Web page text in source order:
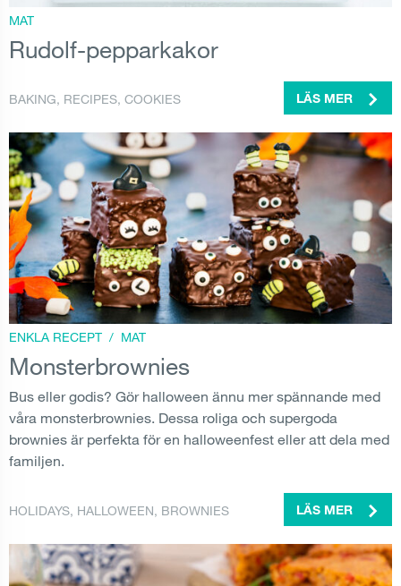
MAT
Rudolf-pepparkakor
BAKING, RECIPES, COOKIES LÄS MER
ENKLA RECEPT / MAT
Monsterbrownies
Bus eller godis? Gör halloween ännu mer spännande med
våra monsterbrownies. Dessa roliga och supergoda
brownies är perfekta för en halloweenfest eller att dela med
familjen.
HOLIDAYS, HALLOWEEN, BROWNIES LÄS MER